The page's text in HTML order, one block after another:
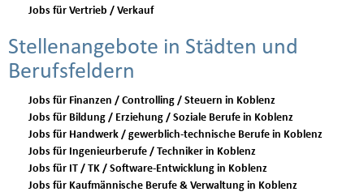
Jobs für Vertrieb / Verkauf
Stellenangebote in Städten und
Berufsfeldern
Jobs für Finanzen / Controlling / Steuern in Koblenz
Jobs für Bildung / Erziehung / Soziale Berufe in Koblenz
Jobs für Handwerk / gewerblich-technische Berufe in Koblenz
Jobs für Ingenieurberufe / Techniker in Koblenz
Jobs für IT / TK / Software-Entwicklung in Koblenz
Jobs für Kaufmännische Berufe & Verwaltung in Koblenz